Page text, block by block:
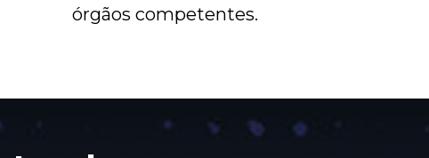
órgãos competentes.